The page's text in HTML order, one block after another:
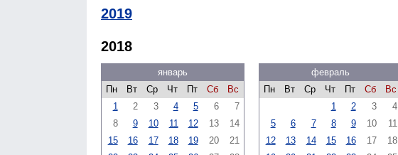
2019
2018
январь
Пн
Вт Ср Чт Пт Сб
Вс
1
2 3 4 5 6
7
8
9 10 11 12 13
14
15
16 17 18 19 20
21
февраль
Пн
Вт Ср Чт Пт Сб
Вс
1
2 3
4
5
6 7 8 9 10
11
12
13 14 15 16 17
18